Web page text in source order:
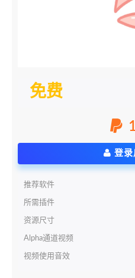
免费
登录
推荐软件
所需插件
资源尺寸
Alpha通道视频
视频使用音效